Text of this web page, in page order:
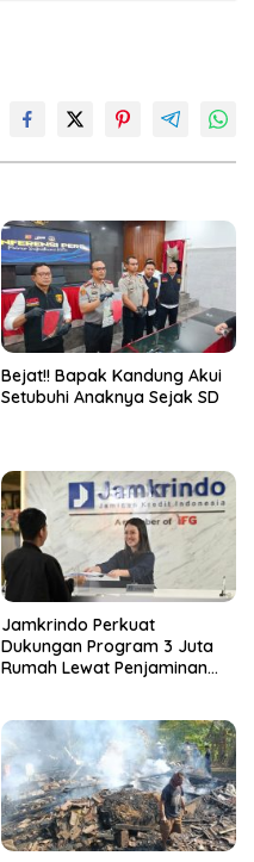
Bejat!! Bapak Kandung Akui
Setubuhi Anaknya Sejak SD
Jamkrindo Perkuat
Dukungan Program 3 Juta
Rumah Lewat Penjaminan